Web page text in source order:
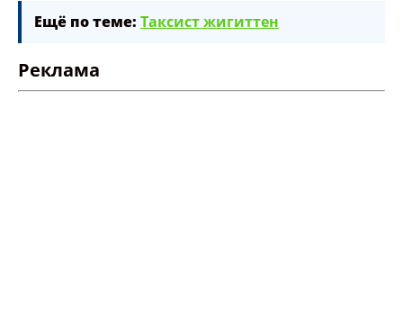
Ещё по теме: Таксист жигиттен
Реклама